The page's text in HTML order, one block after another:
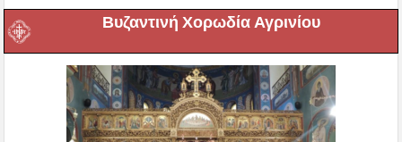
Βυζαντινή Χορωδία Αγρινίου